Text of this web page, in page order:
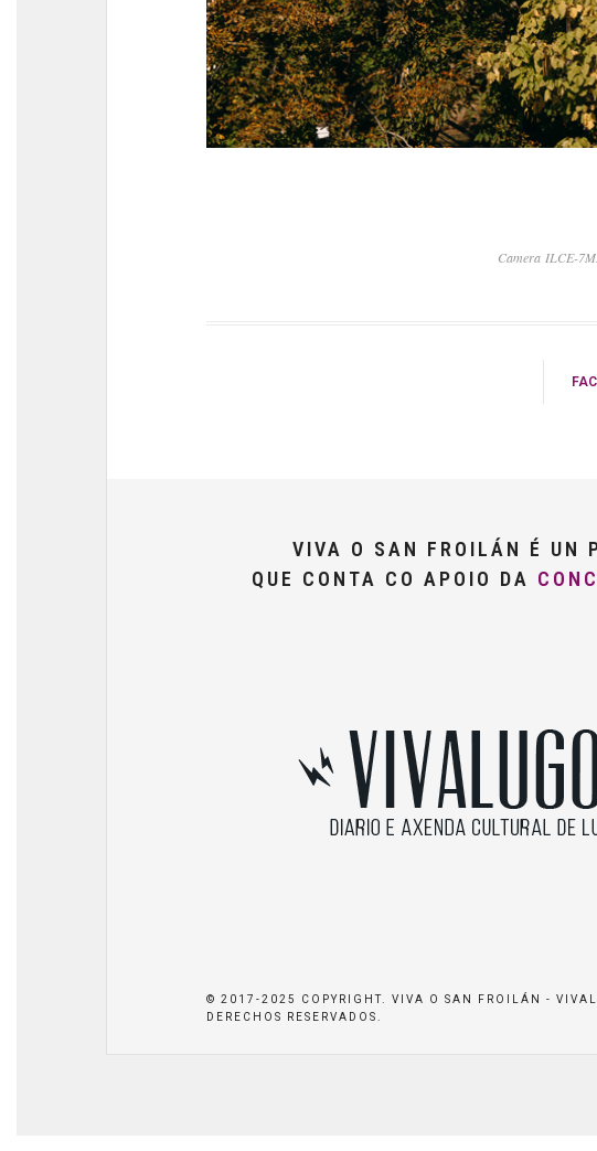
Camera ILCE-
VIVA O SAN FROILÁN É UN
QUE CONTA CO APOIO DA
© 2017-2025 COPYRIGHT. VIVA O SAN FROILÁN -
DERECHOS RESERVADOS.